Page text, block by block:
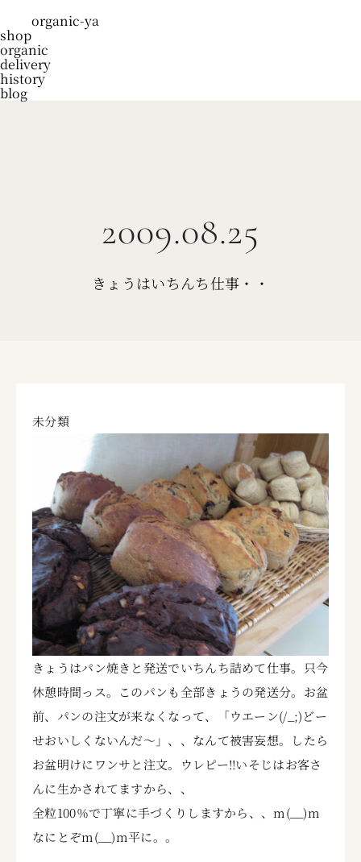
organic-ya
shop
organic
delivery
history
blog
2009.08.25
きょうはいちんち仕事・・
未分類
きょうはパン焼きと発送でいちんち詰めて仕事。只今
休憩時間っス。このパンも全部きょうの発送分。お盆
前、パンの注文が来なくなって、「ウエーン(/_;)どー
せおいしくないんだ～」、、なんて被害妄想。したら
お盆明けにワンサと注文。ウレピー!!いそじはお客さ
んに生かされてますから、、
全粒100％で丁寧に手づくりしますから、、m(__)m
なにとぞm(__)m平に。。